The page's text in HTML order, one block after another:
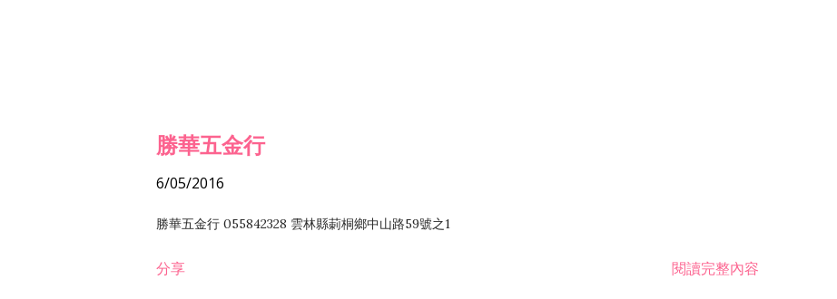
勝華五金行
6/05/2016
勝華五金行 055842328 雲林縣莿桐鄉中山路59號之1
分享 閱讀完整內容